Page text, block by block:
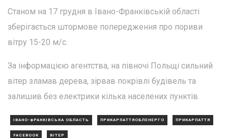
Станом на 17 грудня в Івано-Франківській області
зберігається штормове попередження про пориви
вітру 15-20 м/с.
За інформацією агентства, на півночі Польщі сильний
вітер зламав дерева, зірвав покрівлі будівель та
залишив без електрики кілька населених пунктів.
ІВАНО-ФРАНКІВСЬКА ОБЛАСТЬ ПРИКАРПАТТЯОБЛЕНЕРГО ПРИКАРПАТТЯ
FACEBOOK ВІТЕР